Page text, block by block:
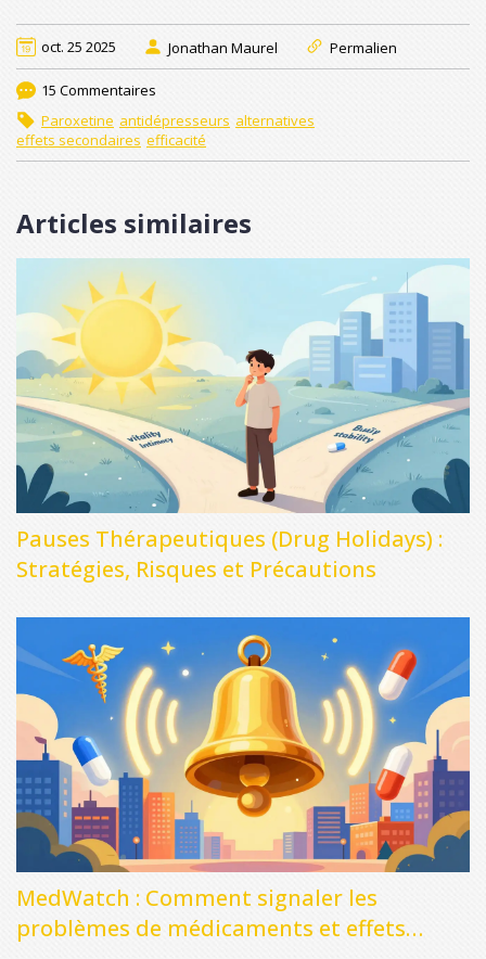
oct. 25 2025 Jonathan Maurel Permalien
15 Commentaires
Paroxetine antidépresseurs alternatives
effets secondaires efficacité
Articles similaires
Pauses Thérapeutiques (Drug Holidays) :
Stratégies, Risques et Précautions
MedWatch : Comment signaler les
problèmes de médicaments et effets